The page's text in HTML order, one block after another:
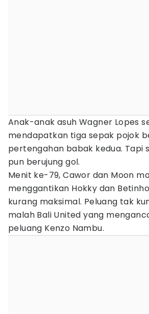
Anak-anak asuh Wagner Lopes
mendapatkan tiga sepak pojok
pertengahan babak kedua. Tapi
pun berujung gol.
Menit ke-79, Cawor dan Moon
menggantikan Hokky dan
kurang maksimal. Peluang tak
malah Bali United yang
peluang Kenzo Nambu.